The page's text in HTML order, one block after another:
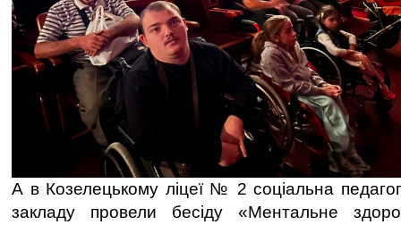
А в Козелецькому ліцеї № 2 соціальна
закладу провели бесіду «Ментальне